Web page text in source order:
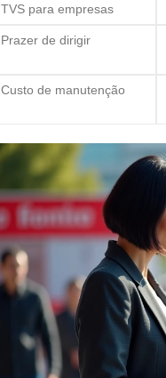
TVS para empresas
Prazer de dirigir
Custo de manutenção